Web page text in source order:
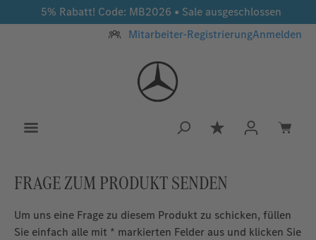
Zum Hauptinhalt springen
5% Rabatt! Code: MB2026 • Sale ausgeschlossen
Mitarbeiter-RegistrierungAnmelden
Du hast 0
FRAGE ZUM PRODUKT SENDEN
Um uns eine Frage zu diesem Produkt zu schicken, füllen
Sie einfach alle mit * markierten Felder aus und klicken Sie